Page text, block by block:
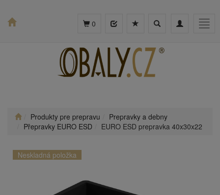
Toggle
Toggle
0
Produkty pre prepravu
Prepravky a debny
Přepravky EURO ESD
EURO ESD prepravka 40x30x22
Neskladná položka